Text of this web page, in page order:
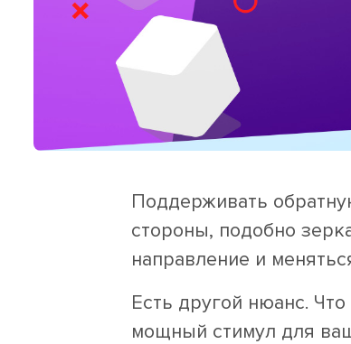
Поддерживать
стороны, подобно
направление и
Есть другой нюанс.
мощный стимул для